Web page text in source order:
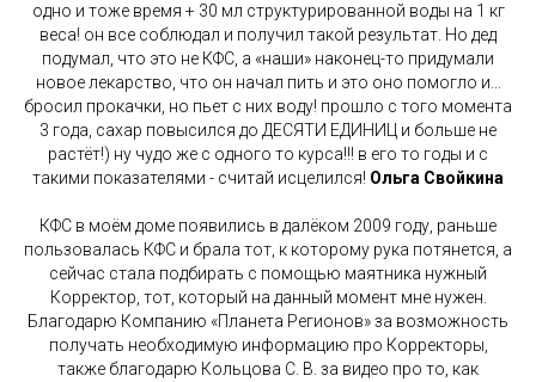
одно и тоже время + 30 мл структурированной воды на 1 кг
веса! он все соблюдал и получил такой результат. Но дед
подумал, что это не КФС, а «наши» наконец-то придумали
новое лекарство, что он начал пить и это оно помогло и...
бросил прокачки, но пьет с них воду! прошло с того момента
3 года, сахар повысился до ДЕСЯТИ ЕДИНИЦ и больше не
растёт!) ну чудо же с одного то курса!!! в его то годы и с
такими показателями - считай исцелился! Ольга Свойкина
КФС в моём доме появились в далёком 2009 году, раньше
пользовалась КФС и брала тот, к которому рука потянется, а
сейчас стала подбирать с помощью маятника нужный
Корректор, тот, который на данный момент мне нужен.
Благодарю Компанию «Планета Регионов» за возможность
получать необходимую информацию про Корректоры,
также благодарю Кольцова С. В. за видео про то, как